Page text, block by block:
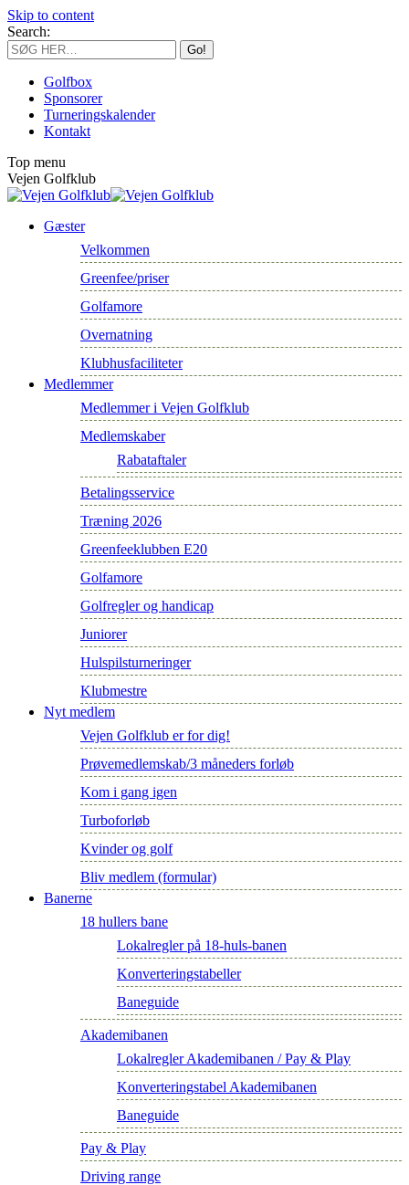
Skip to content
Search:
Golfbox
Sponsorer
Turneringskalender
Kontakt
Top menu
Vejen Golfklub
Gæster
Velkommen
Greenfee/priser
Golfamore
Overnatning
Klubhusfaciliteter
Medlemmer
Medlemmer i Vejen Golfklub
Medlemskaber
Rabataftaler
Betalingsservice
Træning 2026
Greenfeeklubben E20
Golfamore
Golfregler og handicap
Juniorer
Hulspilsturneringer
Klubmestre
Nyt medlem
Vejen Golfklub er for dig!
Prøvemedlemskab/3 måneders forløb
Kom i gang igen
Turboforløb
Kvinder og golf
Bliv medlem (formular)
Banerne
18 hullers bane
Lokalregler på 18-huls-banen
Konverteringstabeller
Baneguide
Akademibanen
Lokalregler Akademibanen / Pay & Play
Konverteringstabel Akademibanen
Baneguide
Pay & Play
Driving range